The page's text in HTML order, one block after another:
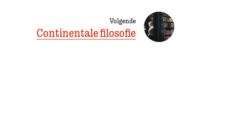
Volgende
Continentale filosofie